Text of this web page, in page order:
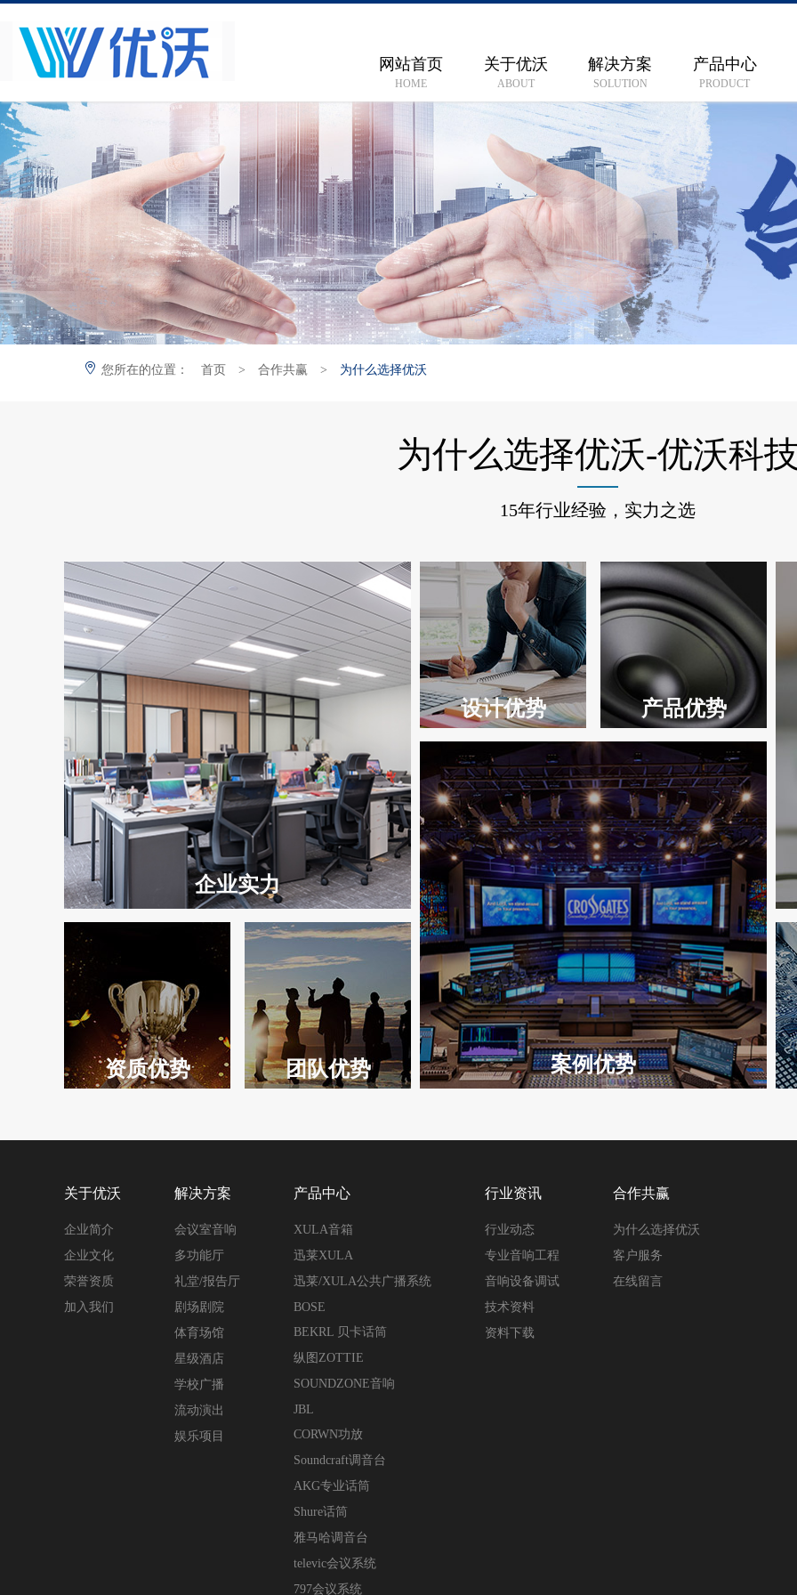
网站首页
HOME
关于优沃
ABOUT
解决方案
SOLUTION
产品中心
PRODUCT
您所在的位置： 首页 > 合作共赢 > 为什么选择优沃
为什么选择优沃-优沃科
15年行业经验，实力之选
企业实力
资质优势 团队优势
设计优势
EASE声学模拟软件
授权设计企业
产品优势
众多国际知名音响品牌
原厂授权代理
案例优势
关于优沃
企业简介
企业文化
荣誉资质
加入我们
解决方案
会议室音响
多功能厅
礼堂/报告厅
剧场剧院
体育场馆
星级酒店
学校广播
流动演出
娱乐项目
产品中心
XULA音箱
迅莱XULA
迅莱/XULA公共广播系统
BOSE
BEKRL 贝卡话筒
纵图ZOTTIE
SOUNDZONE音响
JBL
CORWN功放
Soundcraft调音台
AKG专业话筒
Shure话筒
雅马哈调音台
televic会议系统
797会议系统
行业资讯
行业动态
专业音响工程
音响设备调试
技术资料
资料下载
合作共赢
为什么选择优沃
客户服务
在线留言